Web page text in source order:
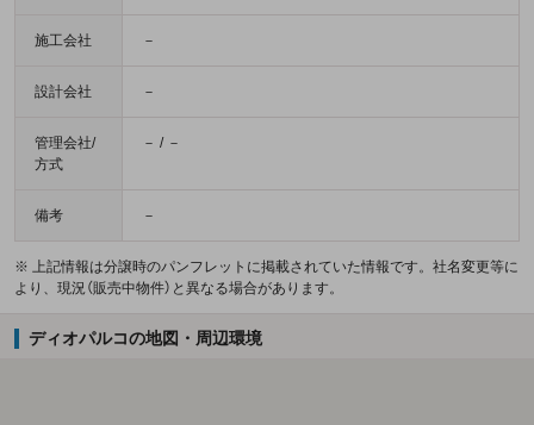
施工会社 －
設計会社 －
管理会社/
方式
－ / －
備考 －
※ 上記情報は分譲時のパンフレットに掲載されていた情報です。社名変更等に
より、現況（販売中物件）と異なる場合があります。
ディオパルコの地図・周辺環境